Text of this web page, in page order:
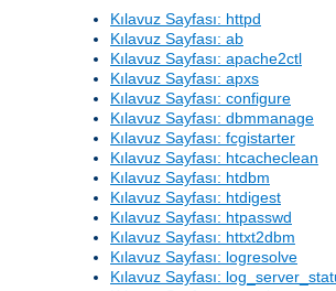
Kılavuz Sayfası: httpd
Kılavuz Sayfası: ab
Kılavuz Sayfası: apache2ctl
Kılavuz Sayfası: apxs
Kılavuz Sayfası: configure
Kılavuz Sayfası: dbmmanage
Kılavuz Sayfası: fcgistarter
Kılavuz Sayfası: htcacheclean
Kılavuz Sayfası: htdbm
Kılavuz Sayfası: htdigest
Kılavuz Sayfası: htpasswd
Kılavuz Sayfası: httxt2dbm
Kılavuz Sayfası: logresolve
Kılavuz Sayfası: